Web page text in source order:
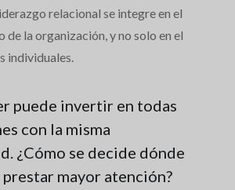
relacional se integre en el
de la organización, y no solo en el
individuales.
puede invertir en todas
con la misma
¿Cómo se decide dónde
prestar mayor atención?